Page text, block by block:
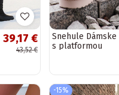
39,17 €
43,52 €
Snehule Dámske
s platformou
Xamella
-15%